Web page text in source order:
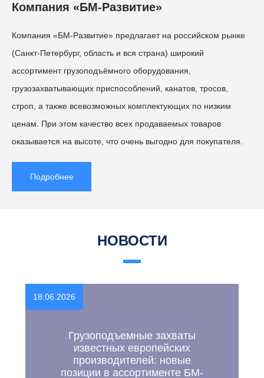
Компания «БМ-Развитие»
Компания «БМ-Развитие» предлагает на российском рынке
(Санкт-Петербург, область и вся страна) широкий
ассортимент грузоподъёмного оборудования,
грузозахватывающих приспособлений, канатов, тросов,
строп, а также всевозможных комплектующих по низким
ценам. При этом качество всех продаваемых товаров
оказывается на высоте, что очень выгодно для покупателя.
Подробнее
НОВОСТИ
18.06.2026
Грузоподъемные захваты
известных европейских
производителей: новые
позиции в ассортименте БМ-